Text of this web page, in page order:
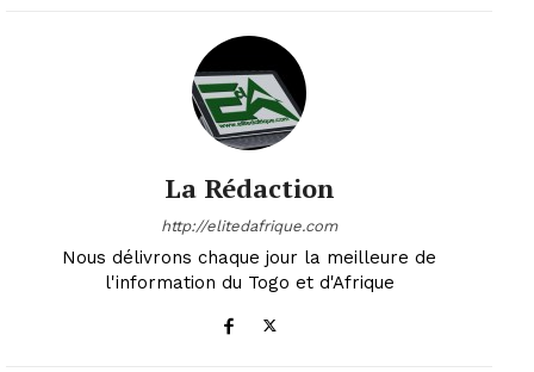
La Rédaction
http://elitedafrique.com
Nous délivrons chaque jour la meilleure de
l'information du Togo et d'Afrique